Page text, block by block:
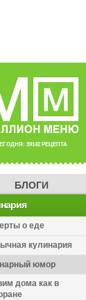
39142 РЕЦЕПТА
БЛОГИ
о еде
кулинария
юмор
дома как в